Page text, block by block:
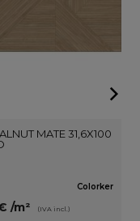
MATE 31,6X100
Colorker
/m² (IVA incl.)